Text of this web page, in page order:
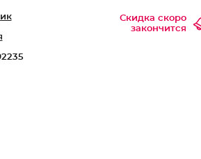
Скидка скоро
закончится